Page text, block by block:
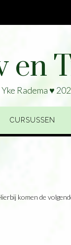
en
Radema ♥
CURSUSSEN
komen de